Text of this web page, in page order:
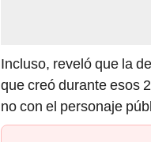
Incluso, reveló que la
que creó durante esos
no con el personaje